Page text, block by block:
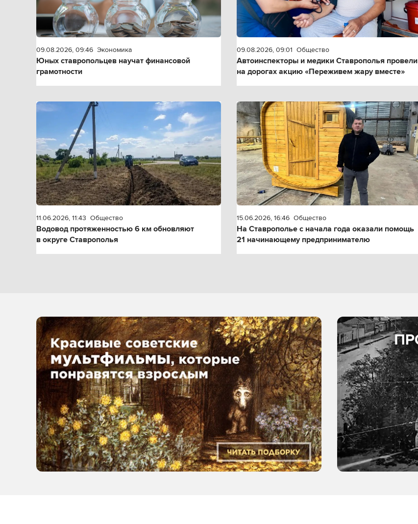
09.08.2026, 09:46 Экономика
Юных ставропольцев научат финансовой
грамотности
09.08.2026, 09:01 Общество
Автоинспекторы и медики Ставрополья провели
на дорогах акцию «Переживем жару вместе»
11.06.2026, 11:43 Общество
Водовод протяженностью 6 км обновляют
в округе Ставрополья
15.06.2026, 16:46 Общество
На Ставрополье с начала года оказали помощь
21 начинающему предпринимателю